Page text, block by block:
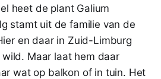
heet de plant Galium
stamt uit de familie van de
en daar in Zuid-Limburg
Maar laat hem daar
wat op balkon of in tuin. Het